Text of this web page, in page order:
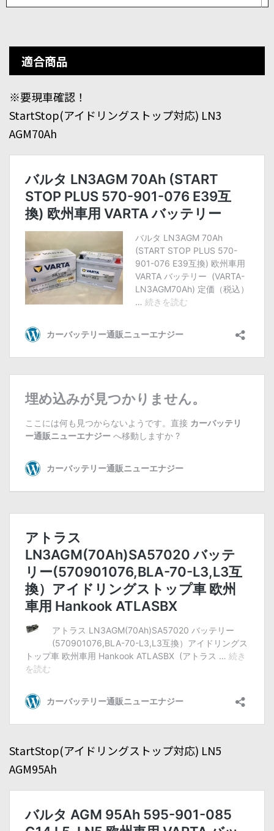
適合商品
※要現車確認！
StartStop(アイドリングストップ対応) LN3
AGM70Ah
StartStop(アイドリングストップ対応) LN5
AGM95Ah